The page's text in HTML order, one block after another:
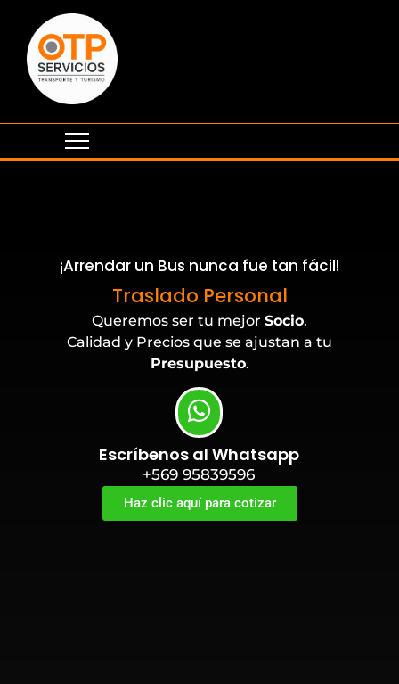
¡Arrendar un Bus nunca fue tan fácil!
Traslado Personal
Eventos Corporativos
Queremos ser tu mejor Socio.
Calidad y Precios que se ajustan a tu
Presupuesto.
Escríbenos al Whatsapp
+569 95839596
Haz clic aquí para cotizar